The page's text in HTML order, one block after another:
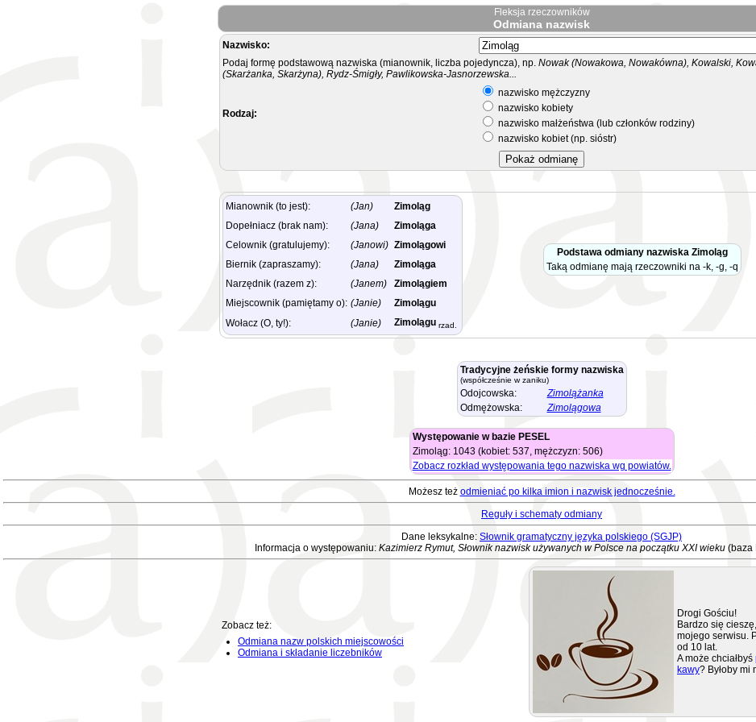
Fleksja rzeczowników
Odmiana nazwisk
Nazwisko:
Podaj formę podstawową nazwiska (mianownik, liczba pojedyncza), np. Nowak (Nowakowa, Nowakówna), Kowalski,
(Skarżanka, Skarżyna), Rydz-Śmigły, Pawlikowska-Jasnorzewska...
Rodzaj:
nazwisko mężczyzny
nazwisko kobiety
nazwisko małżeństwa (lub członków rodziny)
nazwisko kobiet (np. sióstr)
Mianownik (to jest): (Jan)
Zimoląg
Dopełniacz (brak nam):
(Jana)
Zimoląga
Celownik (gratulujemy):
(Janowi) Zimolągowi
Biernik (zapraszamy):
(Jana)
Zimoląga
Narzędnik (razem z):
(Janem)
Zimolągiem
Miejscownik (pamiętamy o): (Janie)
Zimolągu
Wołacz (O, ty!):
(Janie) Zimolągu rzad.
Podstawa odmiany nazwiska Zimoląg
Taką odmianę mają rzeczowniki na -k, -g, -q
Tradycyjne żeńskie formy nazwiska
(współcześnie w zaniku)
Odojcowska:
Zimolążanka
Odmężowska:
Zimolągowa
Występowanie w bazie PESEL
Zimoląg: 1043 (kobiet: 537, mężczyzn: 506)
Zobacz rozkład występowania tego nazwiska wg powiatów.
Możesz też odmieniać po kilka imion i nazwisk jednocześnie.
Reguły i schematy odmiany
Dane leksykalne: Słownik gramatyczny języka polskiego (SGJP)
Informacja o występowaniu: Kazimierz Rymut, Słownik nazwisk używanych w Polsce na początku XXI wieku(baza
Zobacz też:
Odmiana nazw polskich miejscowości
Odmiana i składanie liczebników
Drogi Gościu!
Bardzo się
mojego serwisu.
od 10 lat.
A może chciałbyś
kawy? Byłoby mi